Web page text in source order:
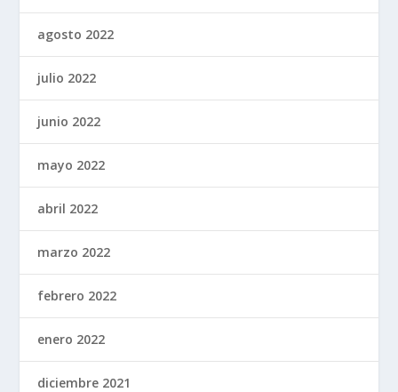
agosto 2022
julio 2022
junio 2022
mayo 2022
abril 2022
marzo 2022
febrero 2022
enero 2022
diciembre 2021